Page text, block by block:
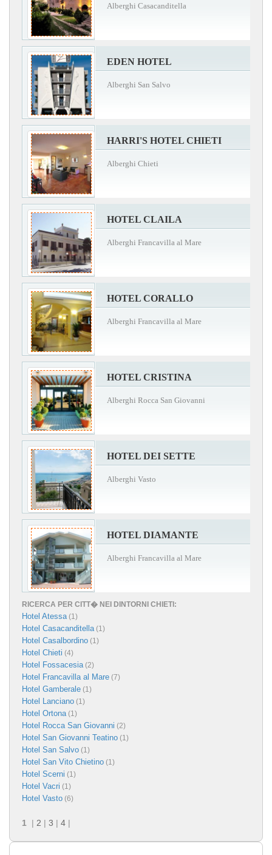
Alberghi Casacanditella
EDEN HOTEL
Alberghi San Salvo
HARRI'S HOTEL CHIETI
Alberghi Chieti
HOTEL CLAILA
Alberghi Francavilla al Mare
HOTEL CORALLO
Alberghi Francavilla al Mare
HOTEL CRISTINA
Alberghi Rocca San Giovanni
HOTEL DEI SETTE
Alberghi Vasto
HOTEL DIAMANTE
Alberghi Francavilla al Mare
RICERCA PER CITT� NEI DINTORNI CHIETI:
Hotel Atessa(1)
Hotel Casacanditella(1)
Hotel Casalbordino (1)
Hotel Chieti (4)
Hotel Fossacesia(2)
Hotel Francavilla al Mare (7)
Hotel Gamberale (1)
Hotel Lanciano (1)
Hotel Ortona(1)
Hotel Rocca San Giovanni (2)
Hotel San Giovanni Teatino (1)
Hotel San Salvo (1)
Hotel San Vito Chietino (1)
Hotel Scerni (1)
Hotel Vacri (1)
Hotel Vasto (6)
1 | 2 | 3 | 4 |